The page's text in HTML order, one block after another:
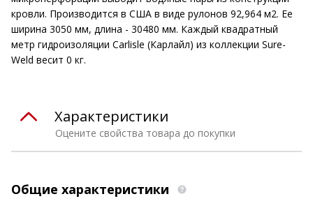
кровли. Производится в США в виде рулонов 92,964 м2. Ее
ширина 3050 мм, длина - 30480 мм. Каждый квадратный
метр гидроизоляции Carlisle (Карлайл) из коллекции Sure-
Weld весит 0 кг.
Оцените свойства товара до покупки
Характеристики
Общие характеристики